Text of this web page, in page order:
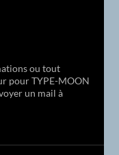
ou tout
pour TYPE-MOON
un mail à